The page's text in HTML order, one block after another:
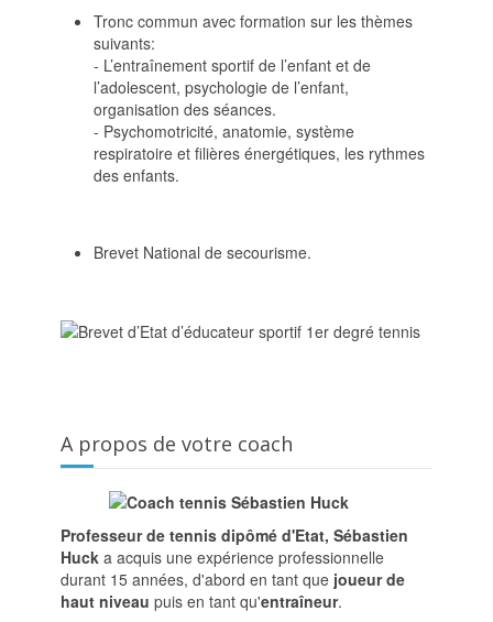
Tronc commun avec formation sur les thèmes
suivants:
- L’entraînement sportif de l’enfant et de
l’adolescent, psychologie de l’enfant,
organisation des séances.
- Psychomotricité, anatomie, système
respiratoire et filières énergétiques, les rythmes
des enfants.
Brevet National de secourisme.
A propos de votre coach
Professeur de tennis dipômé d'Etat, Sébastien
Huck a acquis une expérience professionnelle
durant 15 années, d'abord en tant que joueur de
haut niveau puis en tant qu'entraîneur.